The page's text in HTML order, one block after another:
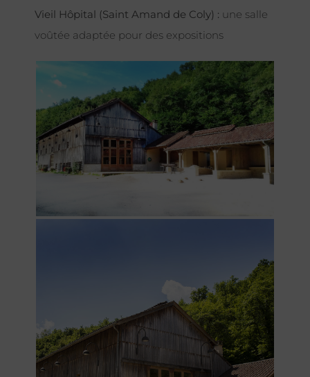
Vieil Hôpital (Saint Amand de Coly) : une salle
voûtée adaptée pour des expositions